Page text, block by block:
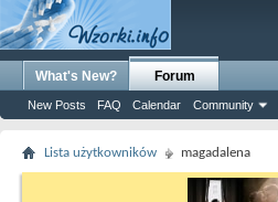
What's New? Forum
New Posts FAQ Calendar Community
Lista użytkowników magadalena